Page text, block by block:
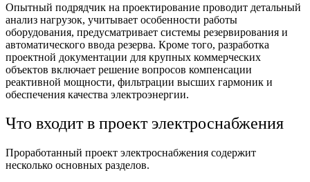
Опытный подрядчик на проектирование проводит детальный
анализ нагрузок, учитывает особенности работы
оборудования, предусматривает системы резервирования и
автоматического ввода резерва. Кроме того, разработка
проектной документации для крупных коммерческих
объектов включает решение вопросов компенсации
реактивной мощности, фильтрации высших гармоник и
обеспечения качества электроэнергии.
Что входит в проект электроснабжения
Проработанный проект электроснабжения содержит
несколько основных разделов.